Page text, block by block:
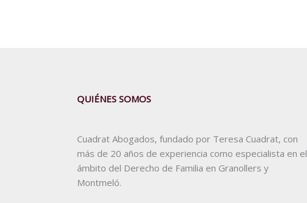
QUIÉNES SOMOS
Cuadrat Abogados, fundado por Teresa Cuadrat, con
más de 20 años de experiencia como especialista en el
ámbito del Derecho de Familia en Granollers y
Montmeló.